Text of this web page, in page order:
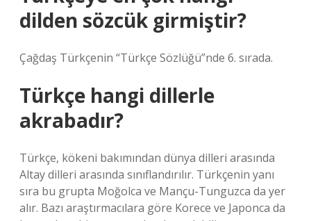
dilden sözcük girmiştir?
Çağdaş Türkçenin “Türkçe Sözlüğü”nde 6. sırada.
Türkçe hangi dillerle
akrabadır?
Türkçe, kökeni bakımından dünya dilleri arasında
Altay dilleri arasında sınıflandırılır. Türkçenin yanı
sıra bu grupta Moğolca ve Mançu-Tunguzca da yer
alır. Bazı araştırmacılara göre Korece ve Japonca da